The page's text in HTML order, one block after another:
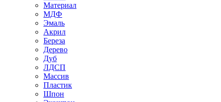
Материал
МДФ
Эмаль
Акрил
Береза
Дерево
Дуб
ЛДСП
Массив
Пластик
Шпон